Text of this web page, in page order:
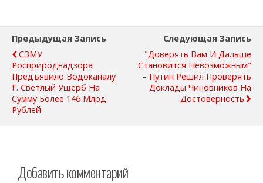
Предыдущая Запись
СЗМУ
Росприроднадзора
Предъявило Водоканалу
Г. Светлый Ущерб На
Сумму Более 146 Млрд
Рублей
Следующая Запись
"Доверять Вам И Дальше
Становится Невозможным"
– Путин Решил Проверять
Доклады Чиновников На
Достоверность
Добавить комментарий